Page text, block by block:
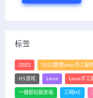
标签
2022 2022整理Linux手工服
H5游戏 Linux Linux手工
一键即玩服务端 三网H5